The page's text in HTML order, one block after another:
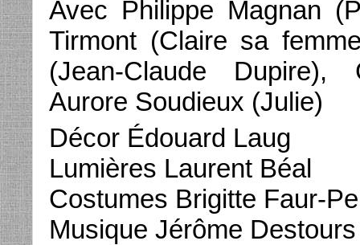
Avec Philippe Magnan
Tirmont (Claire sa
(Jean-Claude Dupire),
Aurore Soudieux (Julie)
Décor Édouard Laug
Lumières Laurent Béal
Costumes Brigitte Faur-
Musique Jérôme